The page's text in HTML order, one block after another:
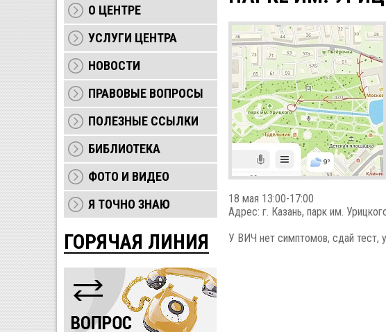
О ЦЕНТРЕ
УСЛУГИ ЦЕНТРА
НОВОСТИ
ПРАВОВЫЕ ВОПРОСЫ
ПОЛЕЗНЫЕ ССЫЛКИ
БИБЛИОТЕКА
ФОТО И ВИДЕО
Я ТОЧНО ЗНАЮ
ГОРЯЧАЯ ЛИНИЯ
18 мая 13:00-17:00
Адрес: г. Казань, парк им.
У ВИЧ нет симптомов, сдай тест,